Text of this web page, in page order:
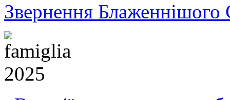
Звернення Блаженнішого